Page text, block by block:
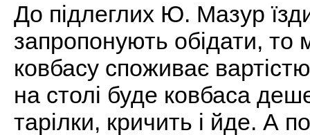
До підлеглих Ю. Мазур
запропонують обідати,
ковбасу споживає
на столі буде ковбаса
тарілки, кричить і йде. А